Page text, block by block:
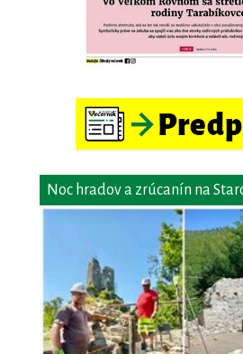
Noc hradov a zrúcanín na